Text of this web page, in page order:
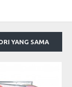
YANG SAMA